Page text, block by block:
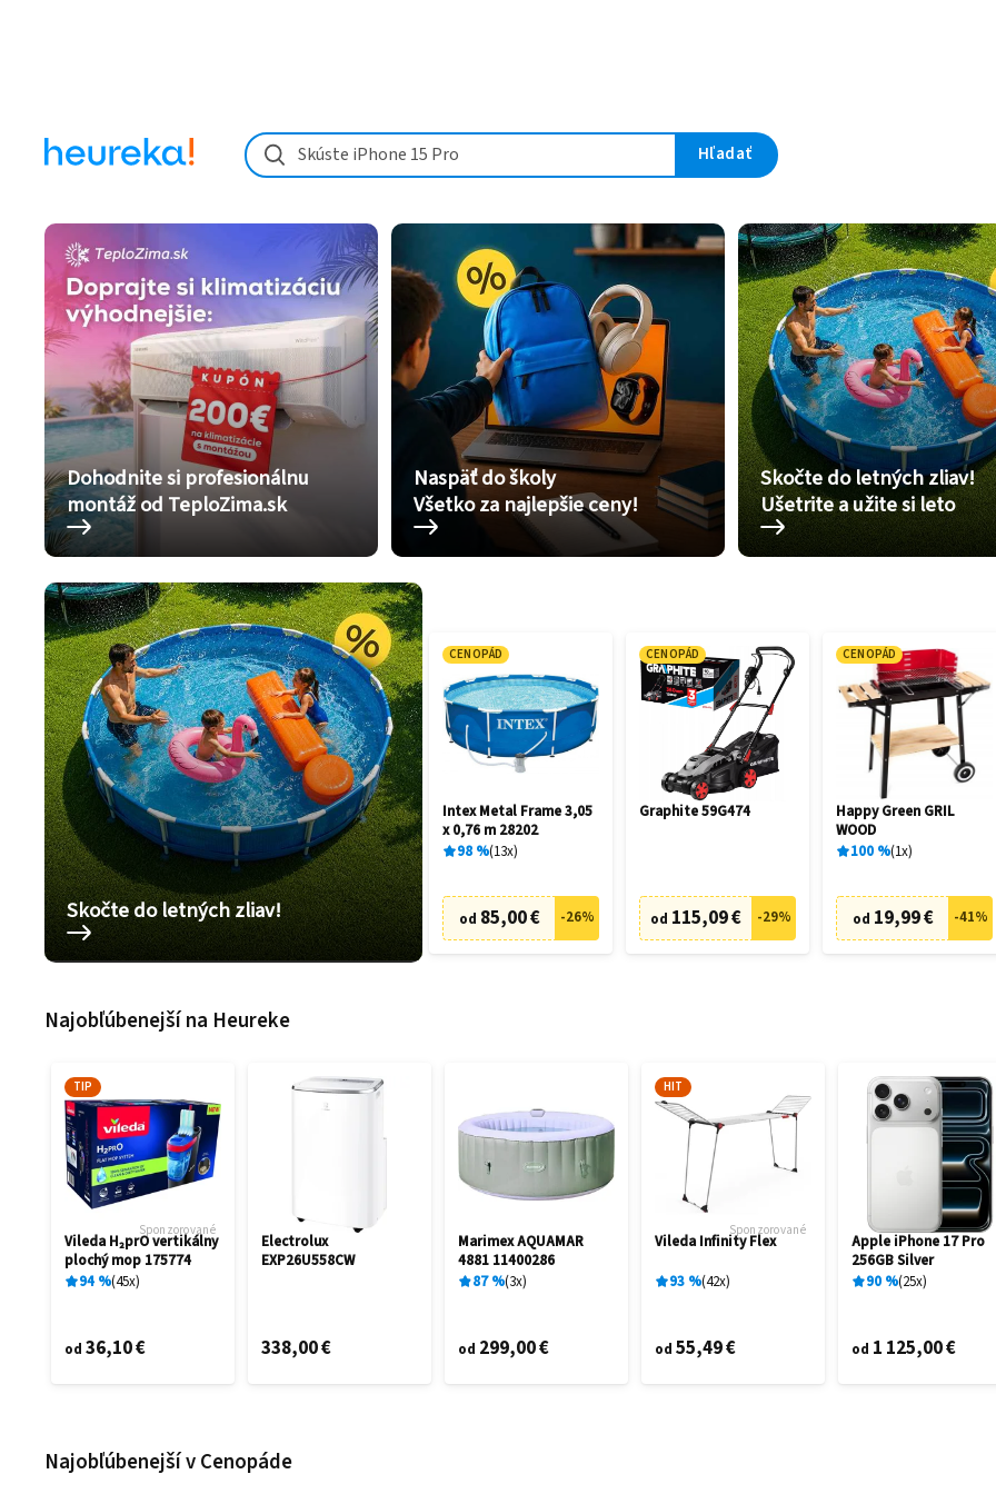
Skúste iPhone 15 Pro Hľadať
Dohodnite si profesionálnu
montáž od TeploZima.sk
Naspäť do školy
Všetko za najlepšie ceny!
Skočte do letných zliav!
Ušetrite a užite si leto
Skočte do letných zliav!
CENOPÁD
Intex Metal Frame 3,05
x 0,76 m 28202
98 % 13x
od 85,00 € -26%
CENOPÁD
Graphite 59G474
od 115,09 € -29%
CENOPÁD
Happy Green GRIL
WOOD
100 % 1x
od 19,99 € -41%
Najobľúbenejší na Heureke
TIP
Sponzorované
Vileda H₂prO vertikálny
plochý mop 175774
94% 45x
od 36,10 €
Electrolux
EXP26U558CW
338,00 €
Marimex AQUAMAR
4881 11400286
87% 3x
od 299,00 €
HIT
Sponzorované
Vileda Infinity Flex
93 % 42x
od 55,49 €
Apple iPhone 17 Pro
256GB Silver
90 % 25x
od 1 125,00 €
Najobľúbenejší v Cenopáde